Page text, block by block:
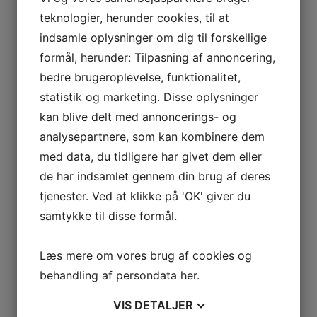
18.995,00DKK
Læs mere
Wiking Miro
WIKING Miro 3+ med underlåge
15.395,00DKK
Læs mere Dette vare har flere varianter.
Mulighederne kan vælges på varesiden
Lotus Prio 6
Lotus Mira 4
teknologier, herunder cookies, til at
indsamle oplysninger om dig til forskellige
formål, herunder: Tilpasning af annoncering,
bedre brugeroplevelse, funktionalitet,
statistik og marketing. Disse oplysninger
kan blive delt med annoncerings- og
analysepartnere, som kan kombinere dem
med data, du tidligere har givet dem eller
de har indsamlet gennem din brug af deres
tjenester. Ved at klikke på 'OK' giver du
samtykke til disse formål.
Læs mere om vores brug af cookies og
behandling af persondata her.
VIS DETALJER